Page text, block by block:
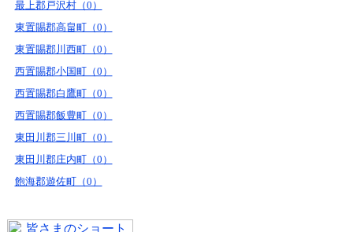
最上郡戸沢村（0）
東置賜郡高畠町（0）
東置賜郡川西町（0）
西置賜郡小国町（0）
西置賜郡白鷹町（0）
西置賜郡飯豊町（0）
東田川郡三川町（0）
東田川郡庄内町（0）
飽海郡遊佐町（0）